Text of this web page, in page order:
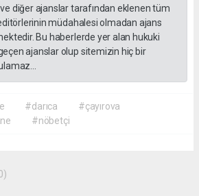
diğer ajanslar tarafından eklenen tüm
müdahalesi olmadan ajans
Bu haberlerde yer alan hukuki
ajanslar olup sitemizin hiç bir
#darıca
#çayırova
#nöbetçi